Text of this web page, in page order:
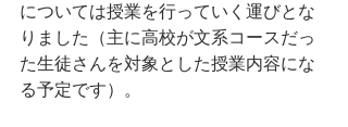
については授業を行っていく運びとな
りました（主に高校が文系コースだっ
た生徒さんを対象とした授業内容にな
る予定です）。